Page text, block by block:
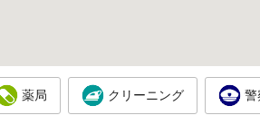
薬局 クリーニング 警